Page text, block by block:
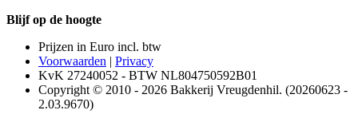
Blijf op de hoogte
Prijzen in Euro incl. btw
Voorwaarden | Privacy
KvK 27240052 - BTW NL804750592B01
Copyright © 2010 - 2026 Bakkerij Vreugdenhil. (20260623 -
2.03.9670)